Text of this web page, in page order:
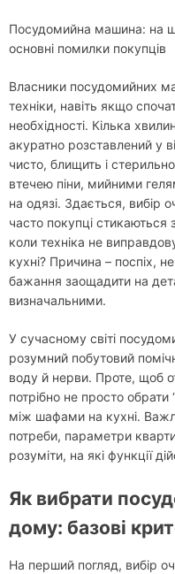
Посудомийна машина: на
основні помилки покупців
Власники посудомийних
техніки, навіть якщо
необхідності. Кілька
акуратно розставлений у
чисто, блищить і
втечею піни, мийними
на одязі. Здається, вибір
часто покупці
коли техніка не
кухні? Причина – поспіх,
бажання заощадити на
визначальними.
У сучасному світі
розумний побутовий
воду й нерви. Проте, щоб
потрібно не просто обрати
між шафами на кухні.
потреби, параметри
розуміти, на які функції
Як вибрати
дому: базові
На перший погляд, вибір